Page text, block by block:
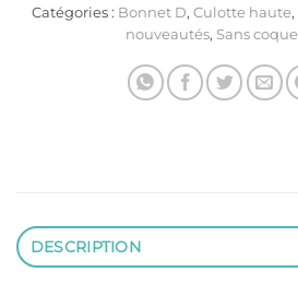
Catégories : Bonnet D, Culotte haute,
nouveautés, Sans coque
DESCRIPTION